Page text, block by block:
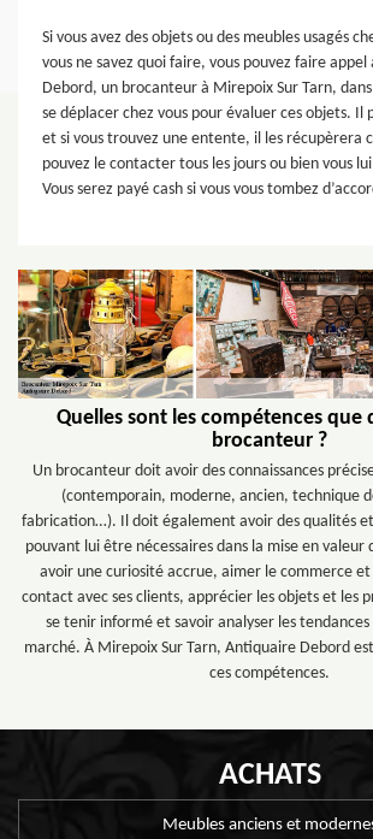
Si vous avez des objets ou des meubles usagés
vous ne savez quoi faire, vous pouvez faire
Debord, un brocanteur à Mirepoix Sur Tarn,
se déplacer chez vous pour évaluer ces objets. Il
et si vous trouvez une entente, il les récupèrera
pouvez le contacter tous les jours ou bien vous
Vous serez payé cash si vous vous tombez
Quelles sont les compétences que
brocanteur ?
Un brocanteur doit avoir des connaissances
(contemporain, moderne, ancien, technique
fabrication…). Il doit également avoir des qualités
pouvant lui être nécessaires dans la mise en valeur
avoir une curiosité accrue, aimer le commerce
contact avec ses clients, apprécier les objets et les
se tenir informé et savoir analyser les
marché. À Mirepoix Sur Tarn, Antiquaire Debord
ces compétences.
ACHATS
Meubles anciens et